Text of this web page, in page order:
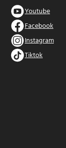
Youtube
Facebook
Instagram
Tiktok